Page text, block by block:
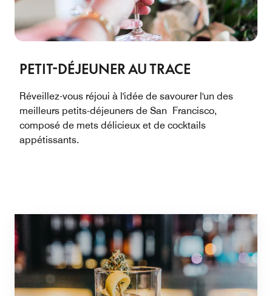
PETIT-DÉJEUNER AU TRACE
Réveillez-vous réjoui à l'idée de savourer l'un des
meilleurs petits-déjeuners de San Francisco,
composé de mets délicieux et de cocktails
appétissants.